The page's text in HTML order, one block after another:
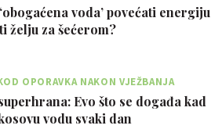
voda’ povećati energiju
želju za šećerom?
OPORAVKA NAKON VJEŽBANJA
Evo što se događa kad
vodu svaki dan